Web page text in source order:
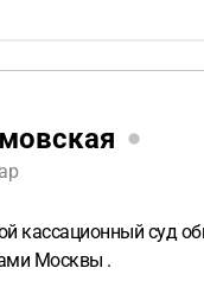
кассационный суд
Москвы .